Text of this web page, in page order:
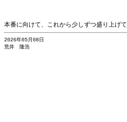
本番に向けて、これから少しずつ盛り上げ
2026年05月08日
荒井 隆浩